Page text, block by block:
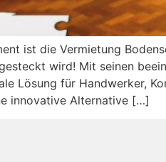
ist die Vermietung
wird! Mit seinen
Lösung für Handwerker,
innovative Alternative […]